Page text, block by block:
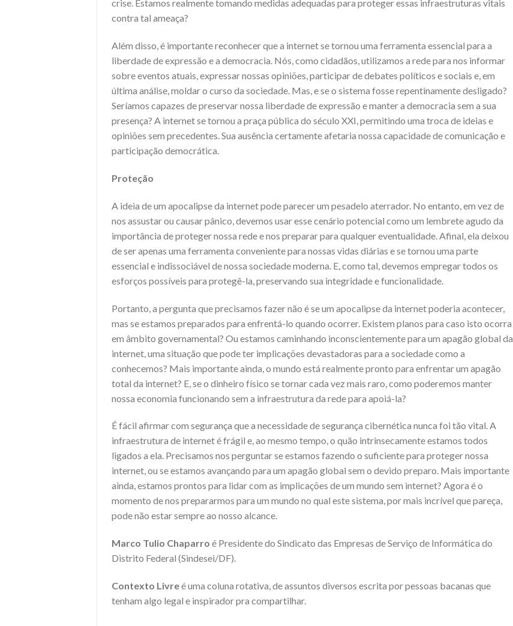
crise. Estamos realmente tomando medidas adequadas para proteger essas infraestruturas vitais
contra tal ameaça?
Além disso, é importante reconhecer que a internet se tornou uma ferramenta essencial para a
liberdade de expressão e a democracia. Nós, como cidadãos, utilizamos a rede para nos informar
sobre eventos atuais, expressar nossas opiniões, participar de debates políticos e sociais e, em
última análise, moldar o curso da sociedade. Mas, e se o sistema fosse repentinamente desligado?
Seríamos capazes de preservar nossa liberdade de expressão e manter a democracia sem a sua
presença? A internet se tornou a praça pública do século XXI, permitindo uma troca de ideias e
opiniões sem precedentes. Sua ausência certamente afetaria nossa capacidade de comunicação e
participação democrática.
Proteção
A ideia de um apocalipse da internet pode parecer um pesadelo aterrador. No entanto, em vez de
nos assustar ou causar pânico, devemos usar esse cenário potencial como um lembrete agudo da
importância de proteger nossa rede e nos preparar para qualquer eventualidade. Afinal, ela deixou
de ser apenas uma ferramenta conveniente para nossas vidas diárias e se tornou uma parte
essencial e indissociável de nossa sociedade moderna. E, como tal, devemos empregar todos os
esforços possíveis para protegê-la, preservando sua integridade e funcionalidade.
Portanto, a pergunta que precisamos fazer não é se um apocalipse da internet poderia acontecer,
mas se estamos preparados para enfrentá-lo quando ocorrer. Existem planos para caso isto ocorra
em âmbito governamental? Ou estamos caminhando inconscientemente para um apagão global da
internet, uma situação que pode ter implicações devastadoras para a sociedade como a
conhecemos? Mais importante ainda, o mundo está realmente pronto para enfrentar um apagão
total da internet? E, se o dinheiro físico se tornar cada vez mais raro, como poderemos manter
nossa economia funcionando sem a infraestrutura da rede para apoiá-la?
É fácil afirmar com segurança que a necessidade de segurança cibernética nunca foi tão vital. A
infraestrutura de internet é frágil e, ao mesmo tempo, o quão intrinsecamente estamos todos
ligados a ela. Precisamos nos perguntar se estamos fazendo o suficiente para proteger nossa
internet, ou se estamos avançando para um apagão global sem o devido preparo. Mais importante
ainda, estamos prontos para lidar com as implicações de um mundo sem internet? Agora é o
momento de nos prepararmos para um mundo no qual este sistema, por mais incrível que pareça,
pode não estar sempre ao nosso alcance.
Marco Tulio Chaparro é Presidente do Sindicato das Empresas de Serviço de Informática do
Distrito Federal (Sindesei/DF).
Contexto Livreé uma coluna rotativa, de assuntos diversos escrita por pessoas bacanas que
tenham algo legal e inspirador pra compartilhar.